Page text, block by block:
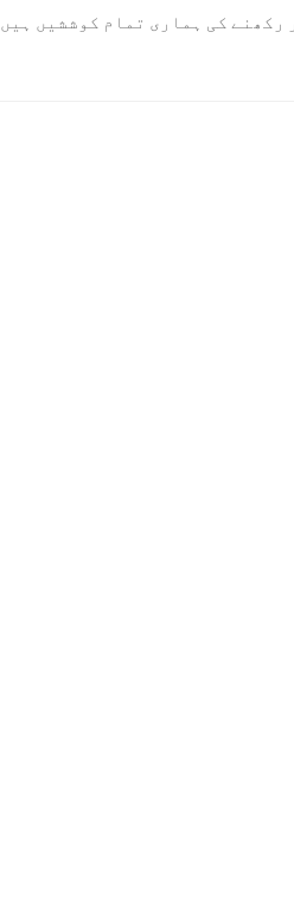
رکھنے کی ہماری تمام کوششیں